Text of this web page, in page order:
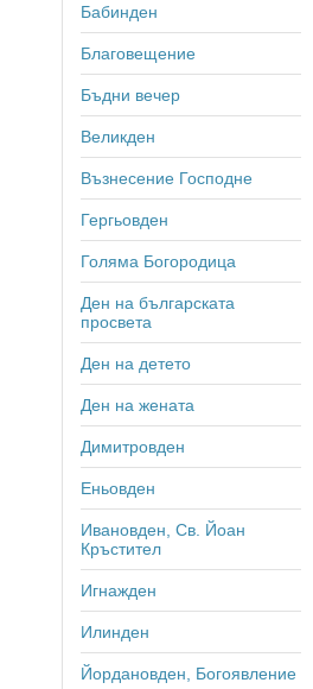
Бабинден
Благовещение
Бъдни вечер
Великден
Възнесение Господне
Гергьовден
Голяма Богородица
Ден на българската
просвета
Ден на детето
Ден на жената
Димитровден
Еньовден
Ивановден, Св. Йоан
Кръстител
Игнажден
Илинден
Йордановден, Богоявление